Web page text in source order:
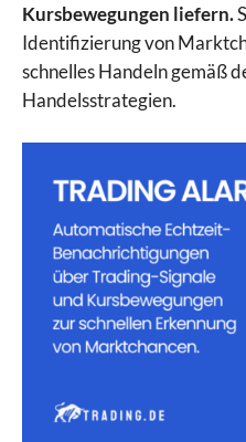
Kursbewegungen liefern.
Identifizierung von
schnelles Handeln gemäß
Handelsstrategien.